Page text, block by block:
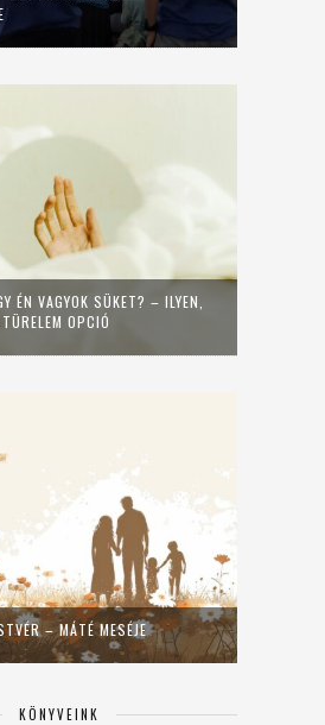
ÉN VAGYOK SÜKET? – ILYEN,
OPCIÓ
– MÁTÉ MESÉJE
KÖNYVEINK